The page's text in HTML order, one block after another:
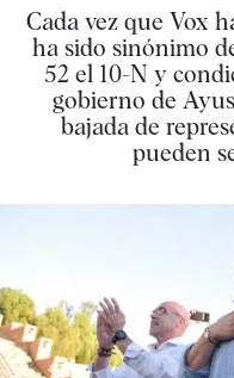
Cada vez que Vox
ha sido sinónimo
52 el 10-N y
gobierno de
bajada de
pueden